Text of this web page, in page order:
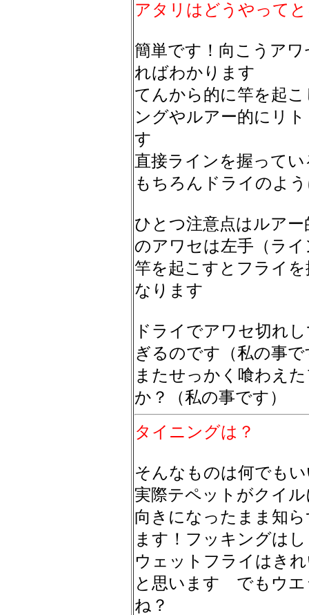
アタリはどうやって
簡単です！向こうア
ればわかります
てんから的に竿を起
ングやルアー的にリ
す
直接ラインを握って
もちろんドライのよ
ひとつ注意点はルア
のアワセは左手（ラ
竿を起こすとフライ
なります
ドライでアワセ切れ
ぎるのです（私の事で
またせっかく喰わえ
か？（私の事です）
タイニングは？
そんなものは何でも
実際テペットがクイ
向きになったまま知
ます！フッキングは
ウェットフライはき
と思います でもウエ
ね？